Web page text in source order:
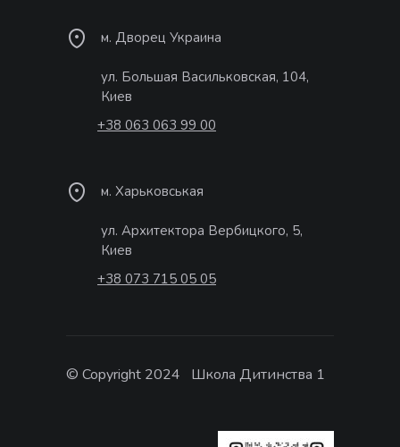
м. Дворец Украина
ул. Большая Васильковская, 104,
Киев
+38 063 063 99 00
м. Харьковськая
ул. Архитектора Вербицкого, 5,
Киев
+38 073 715 05 05
© Copyright 2024 Школа Дитинства 1